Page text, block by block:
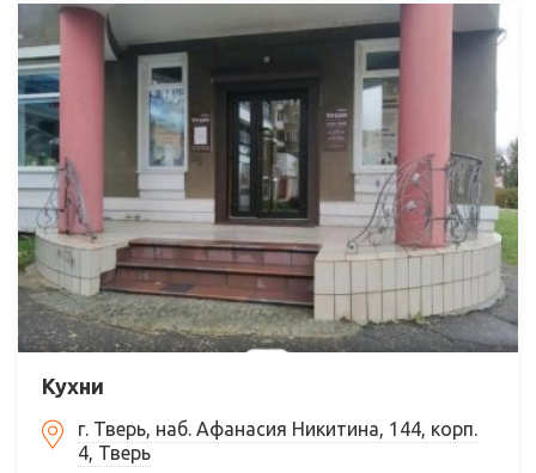
Кухни
г. Тверь, наб. Афанасия Никитина, 144, корп.
4, Тверь